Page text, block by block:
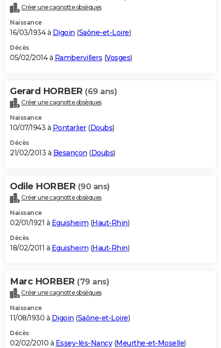
Créer une cagnotte obsèques
Naissance
16/03/1934 à Digoin (Saône-et-Loire)
Décès
05/02/2014 à Rambervillers (Vosges)
Gerard HORBER (69 ans)
Créer une cagnotte obsèques
Naissance
10/07/1943 à Pontarlier(Doubs)
Décès
21/02/2013 à Besançon (Doubs)
Odile HORBER (90 ans)
Créer une cagnotte obsèques
Naissance
02/01/1921 à Eguisheim (Haut-Rhin)
Décès
18/02/2011 à Eguisheim (Haut-Rhin)
Marc HORBER (79 ans)
Créer une cagnotte obsèques
Naissance
11/08/1930 à Digoin (Saône-et-Loire)
Décès
02/02/2010 à Essey-lès-Nancy(Meurthe-et-Moselle)